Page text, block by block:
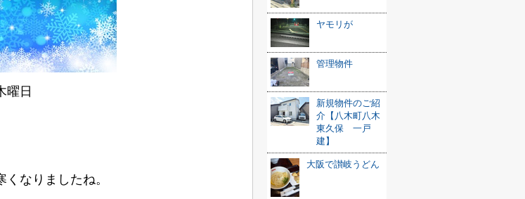
曜日
なりましたね。
ヤモリが
管理物件
新規物件のご紹
介【八木町八木
東久保 一戸
建】
大阪で讃岐うどん